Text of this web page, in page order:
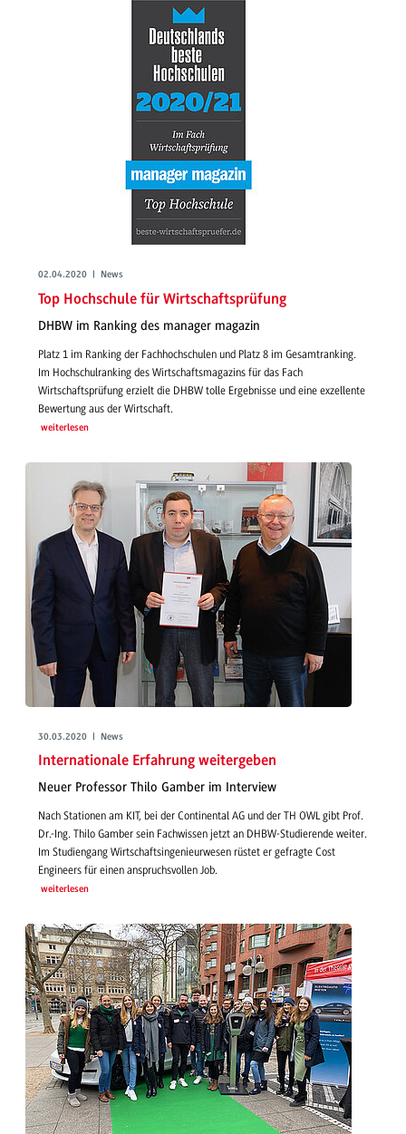
02.04.2020 | News
Top Hochschule für Wirtschaftsprüfung
DHBW im Ranking des manager magazin
Platz 1 im Ranking der Fachhochschulen und Platz 8 im Gesamtranking.
Im Hochschulranking des Wirtschaftsmagazins für das Fach
Wirtschaftsprüfung erzielt die DHBW tolle Ergebnisse und eine exzellente
Bewertung aus der Wirtschaft.
weiterlesen
30.03.2020 | News
Internationale Erfahrung weitergeben
Neuer Professor Thilo Gamber im Interview
Nach Stationen am KIT, bei der Continental AG und der TH OWL gibt Prof.
Dr.-Ing. Thilo Gamber sein Fachwissen jetzt an DHBW-Studierende weiter.
Im Studiengang Wirtschaftsingenieurwesen rüstet er gefragte Cost
Engineers für einen anspruchsvollen Job.
weiterlesen